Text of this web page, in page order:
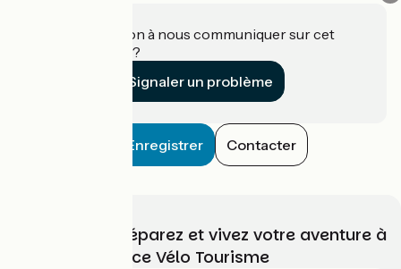
Une information à nous communiquer sur cet
établissement ?
Signaler un problème
Enregistrer Contacter
Choisissez, préparez et vivez votre aventure à
vélo avec France Vélo Tourisme